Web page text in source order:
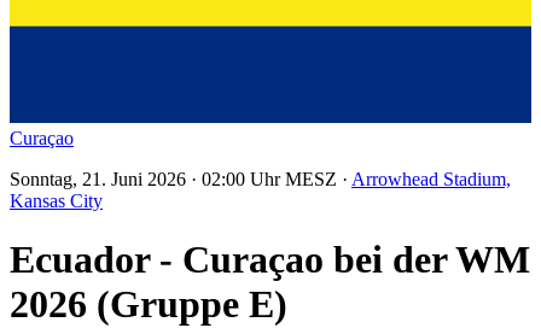
Curaçao
Sonntag, 21. Juni 2026 · 02:00 Uhr MESZ · Arrowhead Stadium,
Kansas City
Ecuador - Curaçao bei der WM
2026 (Gruppe E)